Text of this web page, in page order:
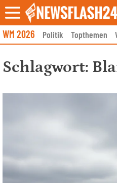
Skip
to
content
WM 2026 Politik Topthemen
Schlagwort: